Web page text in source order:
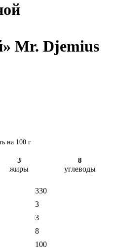
Mr. Djemius
на 100 г
3
жиры
8
углеводы
330
3
3
8
100